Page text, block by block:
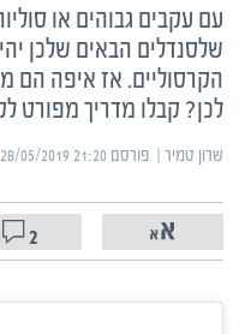
עם עקבים גבוהים או
שלסנדלים הבאים שלכן
הקרסוליים. אז איפה הם
לכן? קבלו מדריך מפורט לקיץ
שרון טמיר | ‏פורסם ‎28/05/2019 21:20
2